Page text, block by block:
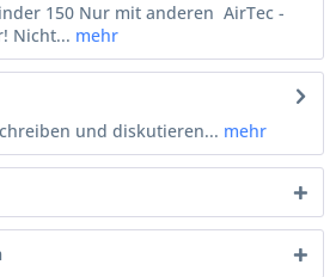
150 Nur mit anderen AirTec -
Nicht... mehr
und diskutieren... mehr